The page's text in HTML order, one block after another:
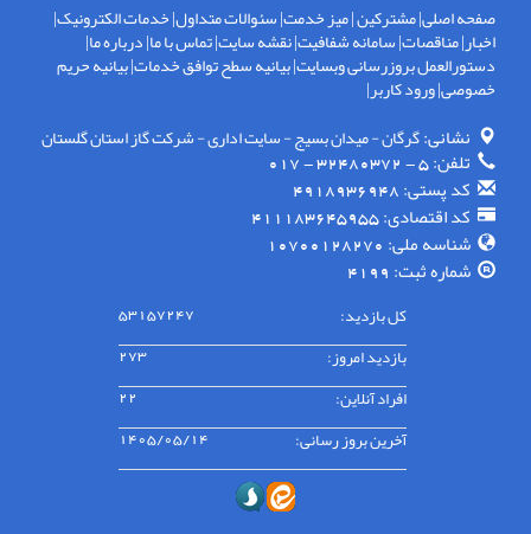
صفحه اصلی|مشترکین|میز خدمت|سئوالات متداول|خدمات الکترونیک|
اخبار|مناقصات|سامانه شفافیت|نقشه سایت|تماس با ما|درباره ما|
دستورالعمل بروزرسانی وبسایت|بیانیه سطح توافق خدمات|بیانیه حریم
خصوصی|ورود کاربر|
نشانی:گرگان - ميدان بسيج - سايت اداری - شركت گاز استان گلستان
تلفن: 5 - 32480372 - 017
کد پستی: 4918936948
کد اقتصادی: 411183645955
شناسه ملی: 10700128270
شماره ثبت: 4199
کل بازدید: 53157247
بازدید امروز: 273
افراد آنلاین: 22
آخرین بروز رسانی: 1405/05/14